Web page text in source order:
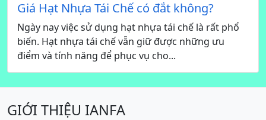
Giá Hạt Nhựa Tái Chế có đắt không?
Ngày nay việc sử dụng hạt nhựa tái chế là rất phổ
biến. Hạt nhựa tái chế vẫn giữ được những ưu
điểm và tính năng để phục vụ cho...
GIỚI THIỆU IANFA